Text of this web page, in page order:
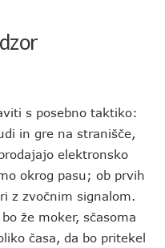
s posebno taktiko:
in gre na stranišče,
elektronsko
okrog pasu; ob prvih
z zvočnim signalom.
že moker, sčasoma
časa, da bo pritekel